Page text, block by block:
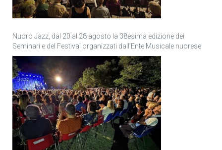
Nuoro Jazz, dal 20 al 28 agosto la 38esima edizione dei
Seminari e del Festival organizzati dall’Ente Musicale nuorese